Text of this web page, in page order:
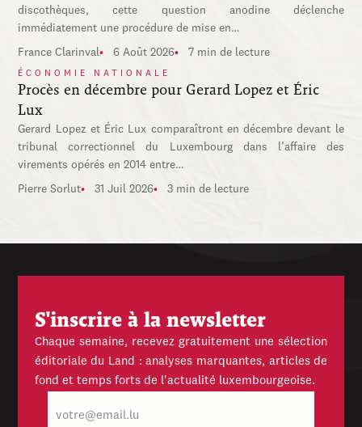
discothèques, cette question anodine déclenche
immédiatement une procédure de mise en…
France Clarinval 6 Août 2026 7 min de lecture
ÉCONOMIE NATIONALE
Procès en décembre pour Gerard Lopez et Éric
Lux
Gerard Lopez et Éric Lux comparaîtront en décembre devant le
tribunal correctionnel du Luxembourg dans l’affaire des
virements opérés en 2014 entre…
Pierre Sorlut 31 Juil 2026 3 min de lecture
S'inscrire à la newsletter
Chaque semaine, recevez gratuitement une sélection
éditoriale du Land : analyses marquantes, articles de
fond et temps forts de l'actualité luxembourgeoise.
mail